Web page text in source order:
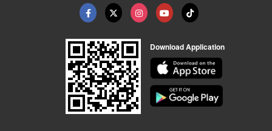
Download Application